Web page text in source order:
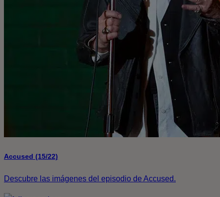
Accused (15/22)
Descubre las imágenes del episodio de Accused.